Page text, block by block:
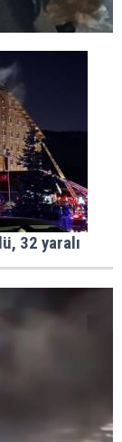
32 yaralı